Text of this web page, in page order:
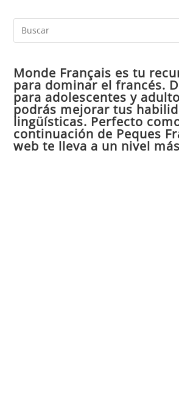
Monde Français es tu
para dominar el francés.
para adolescentes y
podrás mejorar tus
lingüísticas. Perfecto
continuación de Peques
web te lleva a un nivel